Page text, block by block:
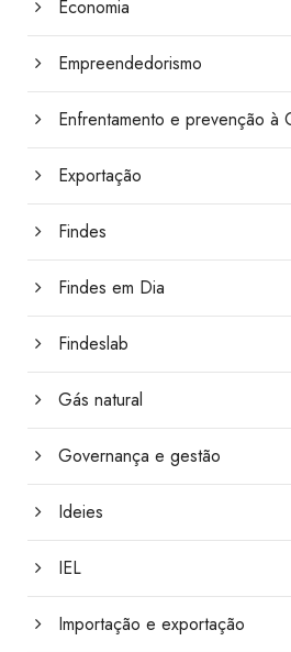
Economia
Empreendedorismo
Enfrentamento e prevenção à
Exportação
Findes
Findes em Dia
Findeslab
Gás natural
Governança e gestão
Ideies
IEL
Importação e exportação